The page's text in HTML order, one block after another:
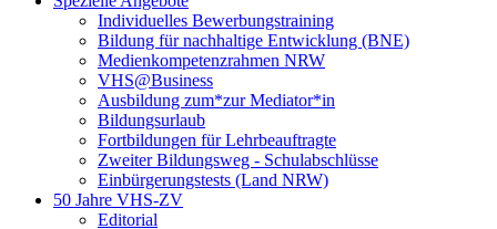
Individuelles Bewerbungstraining
Bildung für nachhaltige Entwicklung (BNE)
Medienkompetenzrahmen NRW
VHS@Business
Ausbildung zum*zur Mediator*in
Bildungsurlaub
Fortbildungen für Lehrbeauftragte
Zweiter Bildungsweg - Schulabschlüsse
Einbürgerungstests (Land NRW)
50 Jahre VHS-ZV
Editorial